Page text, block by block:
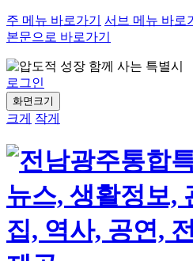
주 메뉴 바로가기 서브 메뉴 바로
본문으로 바로가기
로그인
화면크기
크게 작게